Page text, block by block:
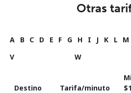
Otras
A B C D E F G H I J K L M
V
W
Destino Tarifa/minuto